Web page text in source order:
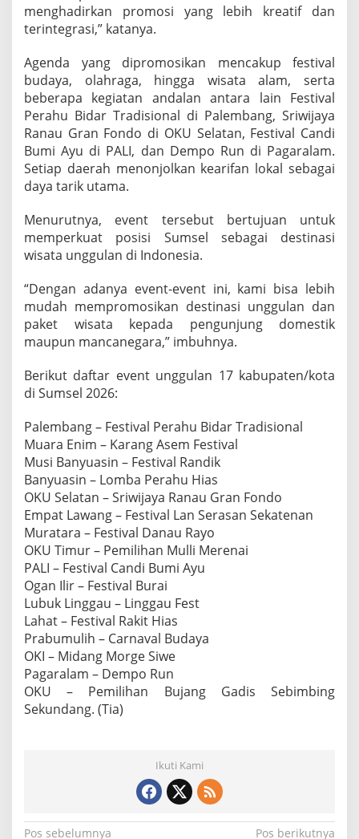
J
u
a
W
i
s
a
t
a
w
a
n
menghadirkan promosi yang lebih kreatif dan
terintegrasi,” katanya.
Agenda yang dipromosikan mencakup festival
budaya, olahraga, hingga wisata alam, serta
beberapa kegiatan andalan antara lain Festival
Perahu Bidar Tradisional di Palembang, Sriwijaya
Ranau Gran Fondo di OKU Selatan, Festival Candi
Bumi Ayu di PALI, dan Dempo Run di Pagaralam.
Setiap daerah menonjolkan kearifan lokal sebagai
daya tarik utama.
Menurutnya, event tersebut bertujuan untuk
memperkuat posisi Sumsel sebagai destinasi
wisata unggulan di Indonesia.
“Dengan adanya event-event ini, kami bisa lebih
mudah mempromosikan destinasi unggulan dan
paket wisata kepada pengunjung domestik
maupun mancanegara,” imbuhnya.
Berikut daftar event unggulan 17 kabupaten/kota
di Sumsel 2026:
Palembang – Festival Perahu Bidar Tradisional
Muara Enim – Karang Asem Festival
Musi Banyuasin – Festival Randik
Banyuasin – Lomba Perahu Hias
OKU Selatan – Sriwijaya Ranau Gran Fondo
Empat Lawang – Festival Lan Serasan Sekatenan
Muratara – Festival Danau Rayo
OKU Timur – Pemilihan Mulli Merenai
PALI – Festival Candi Bumi Ayu
Ogan Ilir – Festival Burai
Lubuk Linggau – Linggau Fest
Lahat – Festival Rakit Hias
Prabumulih – Carnaval Budaya
OKI – Midang Morge Siwe
Pagaralam – Dempo Run
OKU – Pemilihan Bujang Gadis Sebimbing
Sekundang. (Tia)
Ikuti Kami
Pos sebelumnya Pos berikutnya